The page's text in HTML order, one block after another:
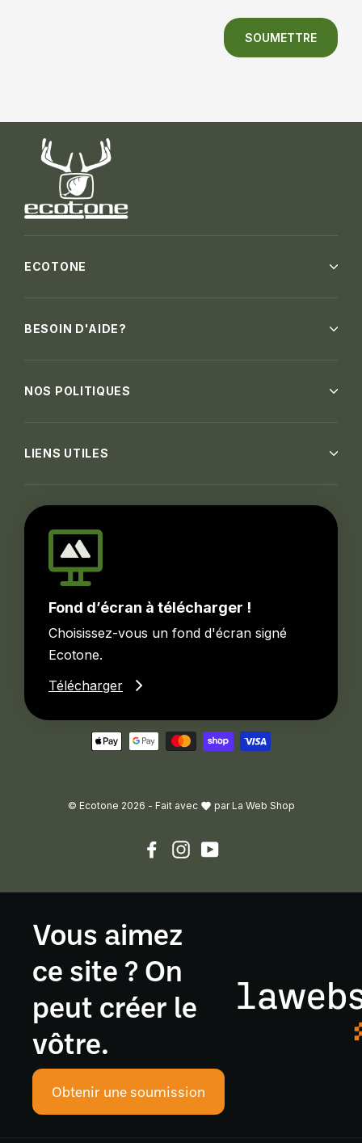
SOUMETTRE
ECOTONE
BESOIN D'AIDE?
NOS POLITIQUES
LIENS UTILES
Fond d’écran à télécharger !
Choisissez-vous un fond d'écran signé
Ecotone.
Télécharger
© Ecotone 2026 - Fait avec parLa Web Shop
FacebookInstagram
Vous aimez
ce site ? On
peut créer le
vôtre.
Obtenir une soumission